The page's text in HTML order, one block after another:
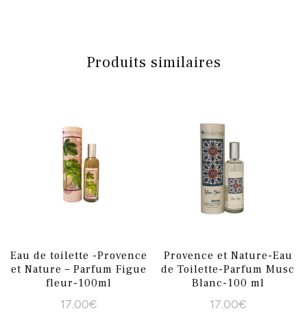
Produits similaires
Eau de toilette -Provence
et Nature – Parfum Figue
fleur-100ml
17.00€
Provence et Nature-Eau
de Toilette-Parfum Musc
Blanc-100 ml
17.00€